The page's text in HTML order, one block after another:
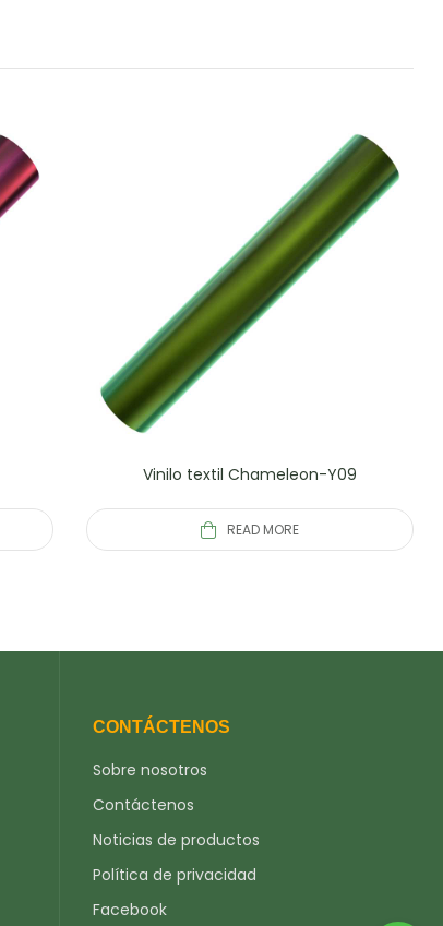
Vinilo textil Chameleon-Y09
READ MORE
CONTÁCTENOS
Sobre nosotros
Contáctenos
Noticias de productos
Política de privacidad
Facebook